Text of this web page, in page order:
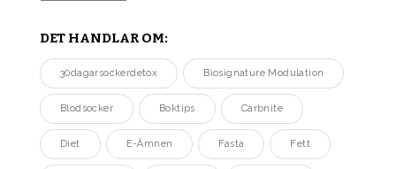
DET HANDLAR OM:
30dagarsockerdetox Biosignature Modulation
Blodsocker Boktips Carbnite
Diet E-Ämnen Fasta Fett